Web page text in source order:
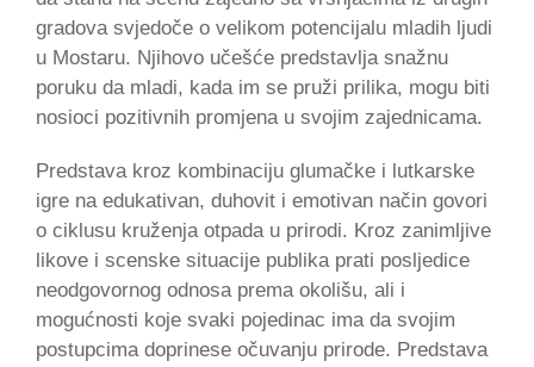
gradova svjedoče o velikom potencijalu mladih ljudi
u Mostaru. Njihovo učešće predstavlja snažnu
poruku da mladi, kada im se pruži prilika, mogu biti
nosioci pozitivnih promjena u svojim zajednicama.
Predstava kroz kombinaciju glumačke i lutkarske
igre na edukativan, duhovit i emotivan način govori
o ciklusu kruženja otpada u prirodi. Kroz zanimljive
likove i scenske situacije publika prati posljedice
neodgovornog odnosa prema okolišu, ali i
mogućnosti koje svaki pojedinac ima da svojim
postupcima doprinese očuvanju prirode. Predstava